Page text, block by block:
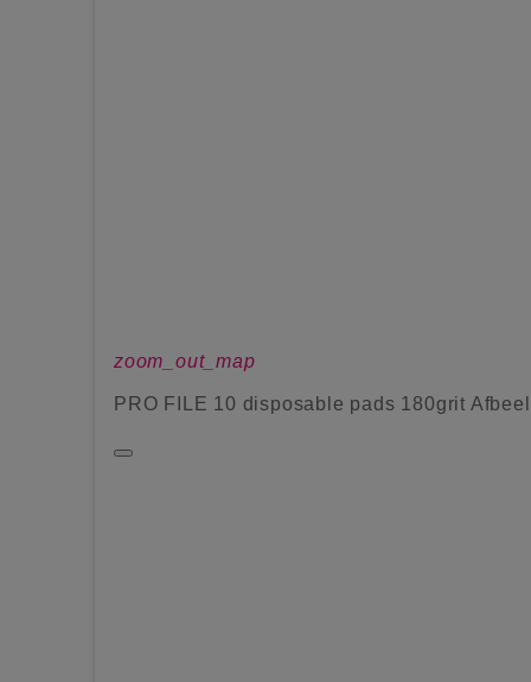
zoom_out_map
PRO FILE 10 disposable pads 180grit